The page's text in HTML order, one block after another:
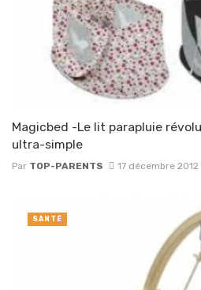
Magicbed -Le lit parapluie
ultra-simple
Par TOP-PARENTS 17 décembre 2012
SANTÉ